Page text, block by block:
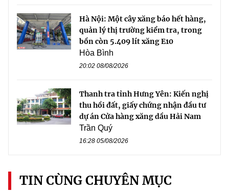
Hà Nội: Một cây xăng báo hết hàng,
quản lý thị trường kiểm tra, trong
bồn còn 5.409 lít xăng E10
Hòa Bình
20:02 08/08/2026
Thanh tra tỉnh Hưng Yên: Kiến nghị
thu hồi đất, giấy chứng nhận đầu tư
dự án Cửa hàng xăng dầu Hải Nam
Trần Quý
16:28 05/08/2026
TIN CÙNG CHUYÊN MỤC